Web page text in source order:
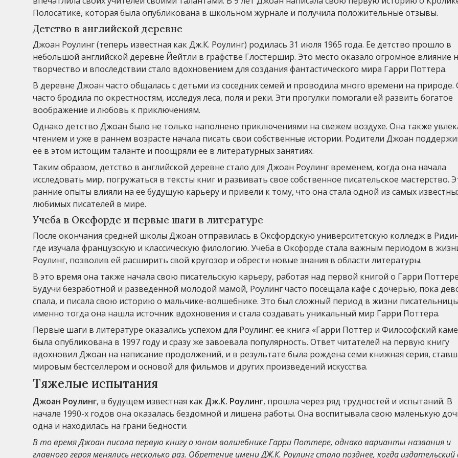
Полосатике, которая была опубликована в школьном журнале и получила положительные отзывы.
Детство в английской деревне
Джоан Роулинг (теперь известная как Дж.К. Роулинг) родилась 31 июля 1965 года. Ее детство прошло в
небольшой английской деревне Йейтли в графстве Глостершир. Это место оказало огромное влияние
творчество и впоследствии стало вдохновением для создания фантастического мира Гарри Поттера.
В деревне Джоан часто общалась с детьми из соседних семей и проводила много времени на природе.
часто бродила по окрестностям, исследуя леса, поля и реки. Эти прогулки помогали ей развить богатое
воображение и любовь к приключениям.
Однако детство Джоан было не только наполнено приключениями на свежем воздухе. Она также
чтением и уже в раннем возрасте начала писать свои собственные истории. Родители Джоан
ее в этом истощим таланте и поощряли ее в литературных занятиях.
Таким образом, детство в английской деревне стало для Джоан Роулинг временем, когда она начала
исследовать мир, погружаться в тексты книг и развивать свое собственное писательское мастерство.
ранние опыты влияли на ее будущую карьеру и привели к тому, что она стала одной из самых
любимых писателей в мире.
Учеба в Оксфорде и первые шаги в литературе
После окончания средней школы Джоан отправилась в Оксфордскую университетскую колледж в
где изучала французскую и классическую филологию. Учеба в Оксфорде стала важным периодом в
Роулинг, позволив ей расширить свой кругозор и обрести новые знания в области литературы.
В это время она также начала свою писательскую карьеру, работая над первой книгой о Гарри
Будучи безработной и разведенной молодой мамой, Роулинг часто посещала кафе с дочерью, пока
спала, и писала свою историю о мальчике-волшебнике. Это был сложный период в жизни
именно тогда она нашла источник вдохновения и стала создавать уникальный мир Гарри Поттера.
Первые шаги в литературе оказались успехом для Роулинг: ее книга «Гарри Поттер и Философский
была опубликована в 1997 году и сразу же завоевала популярность. Ответ читателей на первую книгу
вдохновил Джоан на написание продолжений, и в результате была рождена семи книжная серия,
мировым бестселлером и основой для фильмов и других произведений искусства.
Тяжелые испытания
Джоан Роулинг, в будущем известная как Дж.К. Роулинг, прошла через ряд трудностей и испытаний. В
начале 1990-х годов она оказалась бездомной и лишена работы. Она воспитывала свою маленькую
одна и находилась на грани бедности.
В то время Джоан писала первую книгу о юном волшебнике Гарри Поттере, однако варианты названия и
главного героя менялись несколько раз. Обретение имени ДЖ.К. Роулинг стало позднее, когда